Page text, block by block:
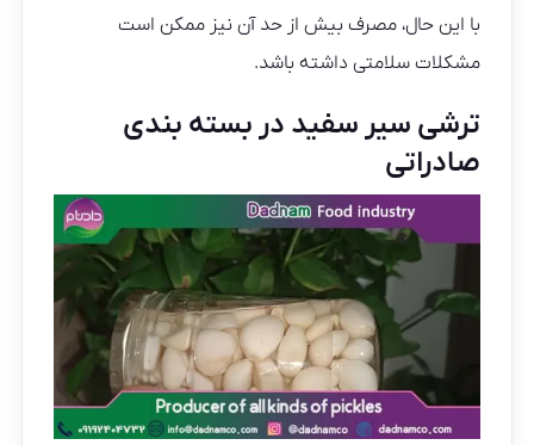
با این حال، مصرف بیش از حد آن نیز ممکن است
مشکلات سلامتی داشته باشد.
ترشی سیر سفید در بسته بندی
صادراتی